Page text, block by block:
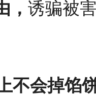
， 诱骗被
不会掉馅